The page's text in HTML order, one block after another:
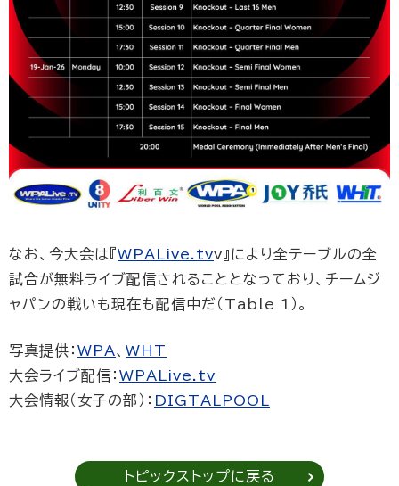
なお、今大会は『WPALive.tvv』により全テーブルの全
試合が無料ライブ配信されることとなっており、チームジ
ャパンの戦いも現在も配信中だ（Table 1）。
写真提供： WPA、 WHT
大会ライブ配信： WPALive.tv
大会情報（女子の部）： DIGTALPOOL
トピックストップに戻る